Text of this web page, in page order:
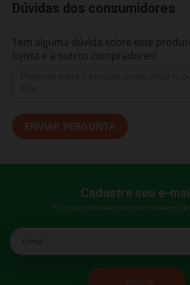
Dúvidas dos consumidores
Tem alguma dúvida sobre este
lojista e a outros compradores!
ENVIAR PERGUNTA
Cadastre seu e-
E fique por dentro das promoções e novidades da
E-mail